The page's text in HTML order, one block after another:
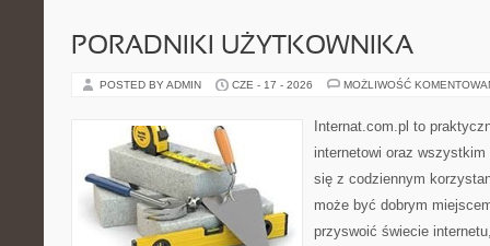
PORADNIKI UŻYTKOWNIKA
POSTED BY ADMIN CZE - 17 - 2026 MOŻLIWOŚĆ
Internat.com.pl to
internetowi oraz
się z codziennym
może być dobrym
przyswoić świecie